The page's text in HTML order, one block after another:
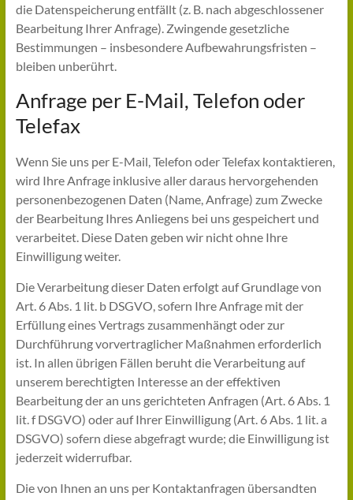
die Datenspeicherung entfällt (z. B. nach abgeschlossener
Bearbeitung Ihrer Anfrage). Zwingende gesetzliche
Bestimmungen – insbesondere Aufbewahrungsfristen –
bleiben unberührt.
Anfrage per E-Mail, Telefon oder
Telefax
Wenn Sie uns per E-Mail, Telefon oder Telefax kontaktieren,
wird Ihre Anfrage inklusive aller daraus hervorgehenden
personenbezogenen Daten (Name, Anfrage) zum Zwecke
der Bearbeitung Ihres Anliegens bei uns gespeichert und
verarbeitet. Diese Daten geben wir nicht ohne Ihre
Einwilligung weiter.
Die Verarbeitung dieser Daten erfolgt auf Grundlage von
Art. 6 Abs. 1 lit. b DSGVO, sofern Ihre Anfrage mit der
Erfüllung eines Vertrags zusammenhängt oder zur
Durchführung vorvertraglicher Maßnahmen erforderlich
ist. In allen übrigen Fällen beruht die Verarbeitung auf
unserem berechtigten Interesse an der effektiven
Bearbeitung der an uns gerichteten Anfragen (Art. 6 Abs. 1
lit. f DSGVO) oder auf Ihrer Einwilligung (Art. 6 Abs. 1 lit. a
DSGVO) sofern diese abgefragt wurde; die Einwilligung ist
jederzeit widerrufbar.
Die von Ihnen an uns per Kontaktanfragen übersandten